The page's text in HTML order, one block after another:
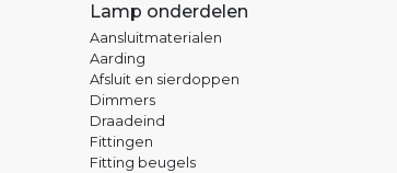
Lamp onderdelen
Aansluitmaterialen
Aarding
Afsluit en sierdoppen
Dimmers
Draadeind
Fittingen
Fitting beugels